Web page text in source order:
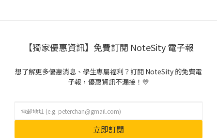
【獨家優惠資訊】免費訂閱 NoteSity 電子報
想了解更多優惠消息、學生專屬福利？訂閱 NoteSity 的免費電
子報，優惠資訊不漏接！💛
立即訂閱